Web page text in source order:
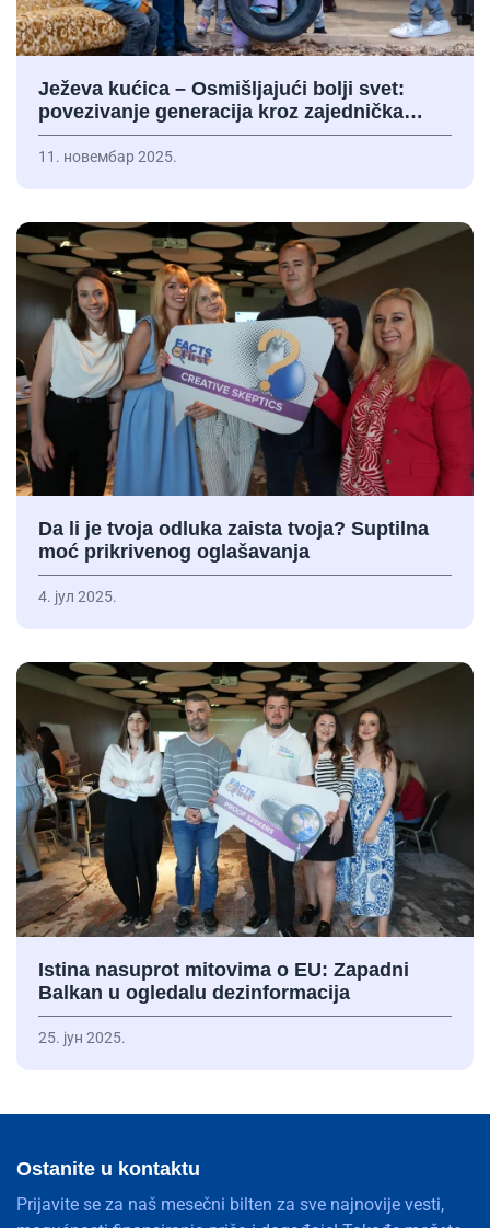
Ježeva kućica – Osmišljajući bolji svet:
povezivanje generacija kroz zajednička…
11. новембар 2025.
Da li je tvoja odluka zaista tvoja? Suptilna
moć prikrivenog oglašavanja
4. јул 2025.
Istina nasuprot mitovima o EU: Zapadni
Balkan u ogledalu dezinformacija
25. јун 2025.
Ostanite u kontaktu
Prijavite se za naš mesečni bilten za sve najnovije vesti,